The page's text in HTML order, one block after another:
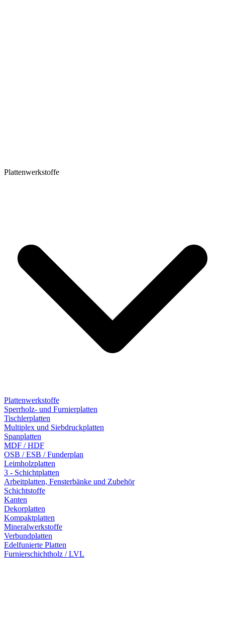
Plattenwerkstoffe
Plattenwerkstoffe
Sperrholz- und Furnierplatten
Tischlerplatten
Multiplex und Siebdruckplatten
Spanplatten
MDF / HDF
OSB / ESB / Funderplan
Leimholzplatten
3 - Schichtplatten
Arbeitplatten, Fensterbänke und Zubehör
Schichtstoffe
Kanten
Dekorplatten
Kompaktplatten
Mineralwerkstoffe
Verbundplatten
Edelfunierte Platten
Furnierschichtholz / LVL